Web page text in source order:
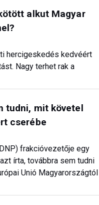
alkut Magyar
hercigeskedés kedvéért
Nagy terhet rak a
tudni, mit követel
cserébe
frakcióvezetője egy
írta, továbbra sem tudni
Unió Magyarországtól